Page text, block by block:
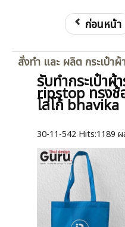
ก่อนหน้า
สั่งทำ และ ผลิต กระเป๋า
รับทำกระเป๋าผ้
ripstop ทรงช้
โลโก้ bhavika
30-11-542 Hits:1189 ผ